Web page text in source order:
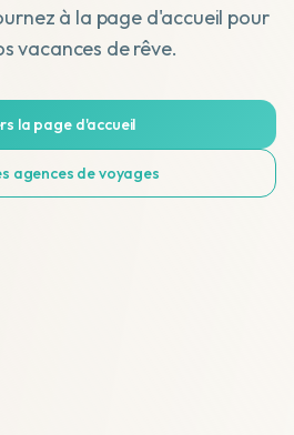
à la page d'accueil pour
vacances de rêve.
la page d'accueil
agences de voyages